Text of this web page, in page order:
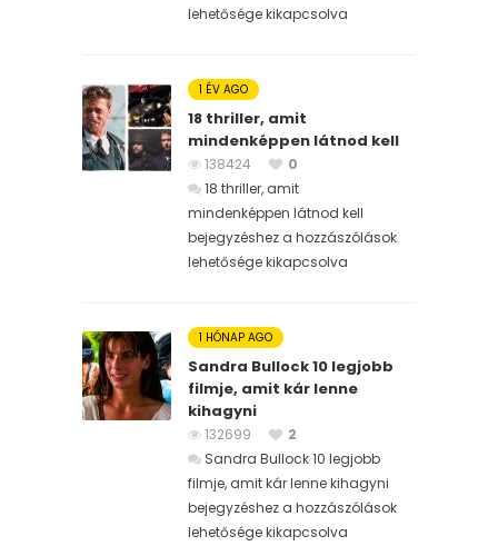
lehetősége kikapcsolva
1 ÉV AGO
18 thriller, amit
mindenképpen látnod kell
138424
0
18 thriller, amit
mindenképpen látnod kell
bejegyzéshez a hozzászólások
lehetősége kikapcsolva
1 HÓNAP AGO
Sandra Bullock 10 legjobb
filmje, amit kár lenne
kihagyni
132699
2
Sandra Bullock 10 legjobb
filmje, amit kár lenne kihagyni
bejegyzéshez a hozzászólások
lehetősége kikapcsolva